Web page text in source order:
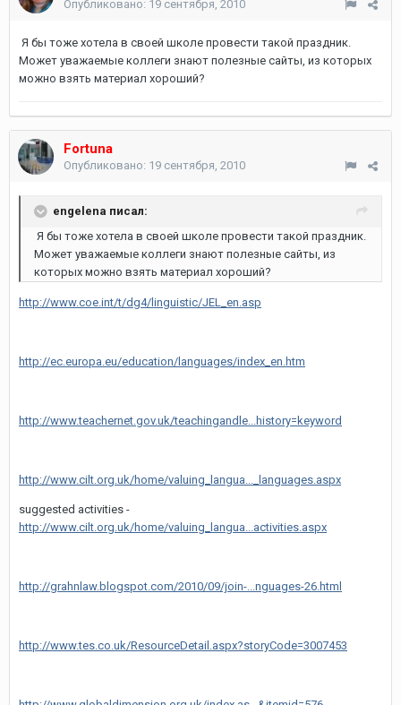
Опубликовано: 19 сентября, 2010
Я бы тоже хотела в своей школе провести такой праздник.
Может уважаемые коллеги знают полезные сайты, из которых
можно взять материал хороший?
Fortuna
Опубликовано: 19 сентября, 2010
engelena писал:
Я бы тоже хотела в своей школе провести такой праздник.
Может уважаемые коллеги знают полезные сайты, из
которых можно взять материал хороший?
http://www.coe.int/t/dg4/linguistic/JEL_en.asp
http://ec.europa.eu/education/languages/index_en.htm
http://www.teachernet.gov.uk/teachingandle...history=keyword
http://www.cilt.org.uk/home/valuing_langua..._languages.aspx
suggested activities -
http://www.cilt.org.uk/home/valuing_langua...activities.aspx
http://grahnlaw.blogspot.com/2010/09/join-...nguages-26.html
http://www.tes.co.uk/ResourceDetail.aspx?storyCode=3007453